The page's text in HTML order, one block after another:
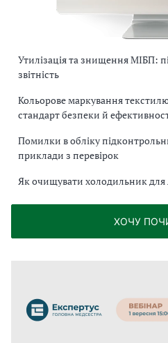
Утилізація та знищення МІБП:
звітність
Кольорове маркування
стандарт безпеки й
Помилки в обліку
приклади з перевірок
Як очищувати холодильник для
ХОЧУ